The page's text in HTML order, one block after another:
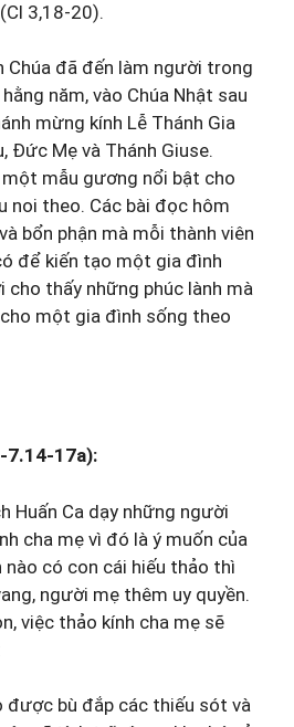
(Cl 3,18-20).
đã đến làm người trong
năm, vào Chúa Nhật sau
mừng kính Lễ Thánh Gia
Đức Mẹ và Thánh Giuse.
mẫu gương nổi bật cho
noi theo. Các bài đọc hôm
bổn phận mà mỗi thành viên
để kiến tạo một gia đình
cho thấy những phúc lành mà
một gia đình sống theo
7.14-17a):
Huấn Ca dạy những người
cha mẹ vì đó là ý muốn của
nào có con cái hiếu thảo thì
người mẹ thêm uy quyền.
việc thảo kính cha mẹ sẽ
được bù đắp các thiếu sót và